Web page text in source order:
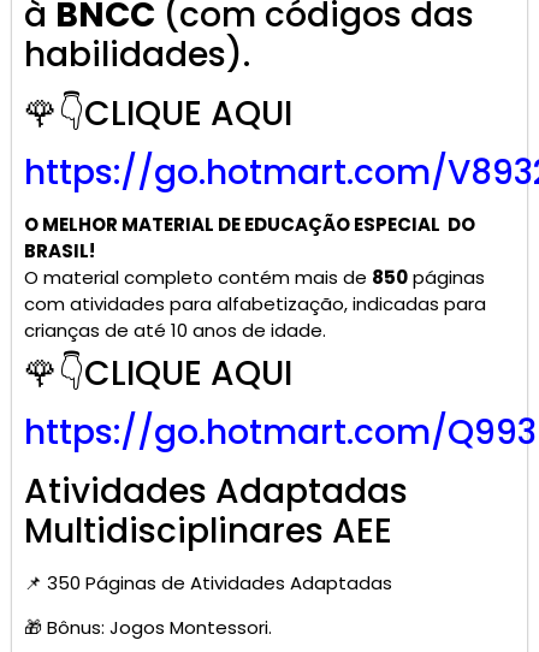
à BNCC (com códigos das
habilidades).
🌹👇CLIQUE AQUI
https://go.hotmart.com/
O MELHOR MATERIAL DEEDUCAÇÃO ESPECIAL DO
BRASIL!
O material completo contém mais de 850páginas
com atividades para alfabetização, indicadas para
crianças de até 10 anos de idade.
🌹👇CLIQUE AQUI
https://go.hotmart.com/
Atividades Adaptadas
Multidisciplinares AEE
📌 350 Páginas de Atividades Adaptadas
🎁 Bônus: Jogos Montessori.